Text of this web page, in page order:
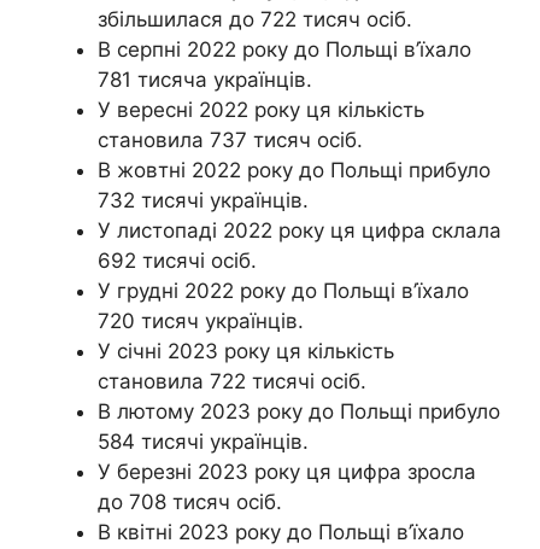
збільшилася до 722 тисяч осіб.
В серпні 2022 року до Польщі в’їхало
781 тисяча українців.
У вересні 2022 року ця кількість
становила 737 тисяч осіб.
В жовтні 2022 року до Польщі прибуло
732 тисячі українців.
У листопаді 2022 року ця цифра склала
692 тисячі осіб.
У грудні 2022 року до Польщі в’їхало
720 тисяч українців.
У січні 2023 року ця кількість
становила 722 тисячі осіб.
В лютому 2023 року до Польщі прибуло
584 тисячі українців.
У березні 2023 року ця цифра зросла
до 708 тисяч осіб.
В квітні 2023 року до Польщі в’їхало